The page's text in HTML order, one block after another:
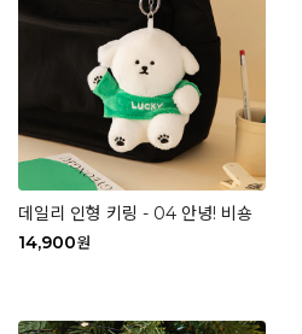
데일리 인형 키링 - 04 안녕! 비숑
14,900원